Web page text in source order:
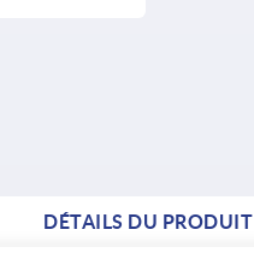
DÉTAILS DU PRODUIT